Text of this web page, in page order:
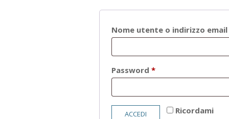
Nome utente o indirizzo
Password*Richiesto
Ricordami
ACCEDI